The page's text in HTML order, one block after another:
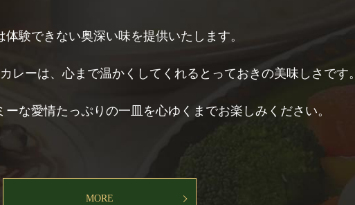
体験できない奥深い味を提供いたします。
レーは、心まで温かくしてくれるとっておきの美味しさです。
な愛情たっぷりの一皿を心ゆくまでお楽しみください。
MORE